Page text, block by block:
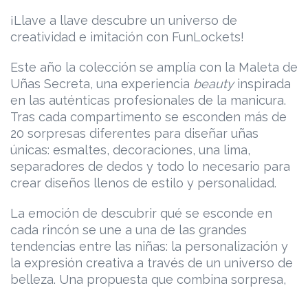
¡Llave a llave descubre un universo de
creatividad e imitación con FunLockets!
Este año la colección se amplía con la Maleta de
Uñas Secreta, una experiencia beautyinspirada
en las auténticas profesionales de la manicura.
Tras cada compartimento se esconden más de
20 sorpresas diferentes para diseñar uñas
únicas: esmaltes, decoraciones, una lima,
separadores de dedos y todo lo necesario para
crear diseños llenos de estilo y personalidad.
La emoción de descubrir qué se esconde en
cada rincón se une a una de las grandes
tendencias entre las niñas: la personalización y
la expresión creativa a través de un universo de
belleza. Una propuesta que combina sorpresa,